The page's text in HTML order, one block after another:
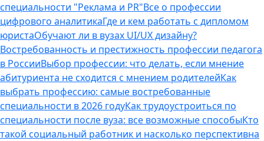
специальности "Реклама и PR"Все о профессии
цифрового аналитикаГде и кем работать с дипломом
юристаОбучают ли в вузах UI/UX дизайну?
Востребованность и престижность профессии педагога
в РоссииВыбор профессии: что делать, если мнение
абитуриента не сходится с мнением родителейКак
выбрать профессию: самые востребованные
специальности в 2026 годуКак трудоустроиться по
специальности после вуза: все возможные способыКто
такой социальный работник и насколько перспективна